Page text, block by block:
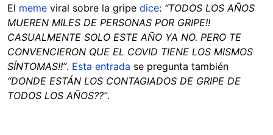
El meme viral sobre la gripe dice: “TODOS LOS AÑOS
MUEREN MILES DE PERSONAS POR GRIPE!!
CASUALMENTE SOLO ESTE AÑO YA NO. PERO TE
CONVENCIERON QUE EL COVID TIENE LOS MISMOS
SÍNTOMAS!!”. Esta entrada se pregunta también
“DONDE ESTÁN LOS CONTAGIADOS DE GRIPE DE
TODOS LOS AÑOS??”.